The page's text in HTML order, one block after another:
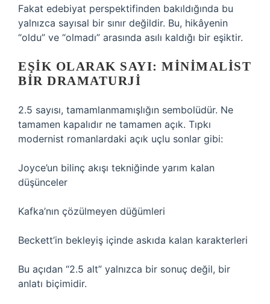
Fakat edebiyat perspektifinden bakıldığında bu
yalnızca sayısal bir sınır değildir. Bu, hikâyenin
“oldu” ve “olmadı” arasında asılı kaldığı bir eşiktir.
EŞIK OLARAK SAYI: MINIMALIST
BIR DRAMATURJI
2.5 sayısı, tamamlanmamışlığın sembolüdür. Ne
tamamen kapalıdır ne tamamen açık. Tıpkı
modernist romanlardaki açık uçlu sonlar gibi:
Joyce’un bilinç akışı tekniğinde yarım kalan
düşünceler
Kafka’nın çözülmeyen düğümleri
Beckett’in bekleyiş içinde askıda kalan karakterleri
Bu açıdan “2.5 alt” yalnızca bir sonuç değil, bir
anlatı biçimidir.